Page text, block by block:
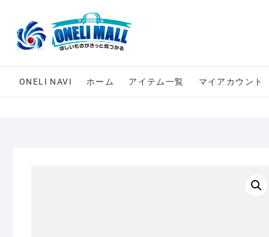
content
ONELI NAVI ホーム アイテム一覧 マイアカウント